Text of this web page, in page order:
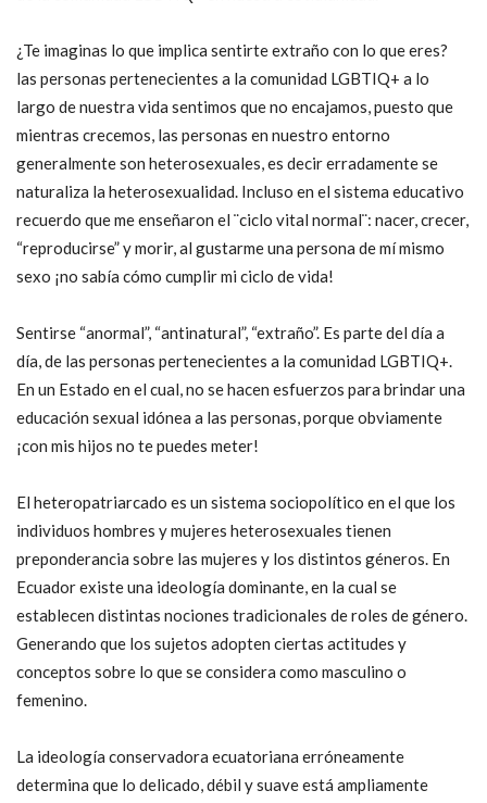
¿Te imaginas lo que implica sentirte extraño con lo que eres?
las personas pertenecientes a la comunidad LGBTIQ+ a lo
largo de nuestra vida sentimos que no encajamos, puesto que
mientras crecemos, las personas en nuestro entorno
generalmente son heterosexuales, es decir erradamente se
naturaliza la heterosexualidad. Incluso en el sistema educativo
recuerdo que me enseñaron el ¨ciclo vital normal¨: nacer, crecer,
“reproducirse” y morir, al gustarme una persona de mí mismo
sexo ¡no sabía cómo cumplir mi ciclo de vida!
Sentirse “anormal”, “antinatural”, “extraño”. Es parte del día a
día, de las personas pertenecientes a la comunidad LGBTIQ+.
En un Estado en el cual, no se hacen esfuerzos para brindar una
educación sexual idónea a las personas, porque obviamente
¡con mis hijos no te puedes meter!
El heteropatriarcado es un sistema sociopolítico en el que los
individuos hombres y mujeres heterosexuales tienen
preponderancia sobre las mujeres y los distintos géneros. En
Ecuador existe una ideología dominante, en la cual se
establecen distintas nociones tradicionales de roles de género.
Generando que los sujetos adopten ciertas actitudes y
conceptos sobre lo que se considera como masculino o
femenino.
La ideología conservadora ecuatoriana erróneamente
determina que lo delicado, débil y suave está ampliamente